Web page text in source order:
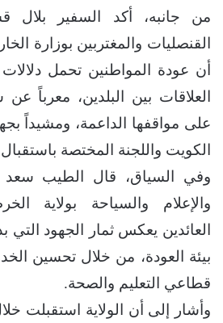
من جانبه، أكد السفير بلال
القنصليات والمغتربين بوزارة
أن عودة المواطنين تحمل
العلاقات بين البلدين، معرباً
على مواقفها الداعمة، ومشيداً
الكويت واللجنة المختصة باستقبال
وفي السياق، قال الطيب سعد
والإعلام والسياحة بولاية
العائدين يعكس ثمار الجهود التي
بيئة العودة، من خلال تحسين
قطاعي التعليم والصحة.
وأشار إلى أن الولاية استقبلت